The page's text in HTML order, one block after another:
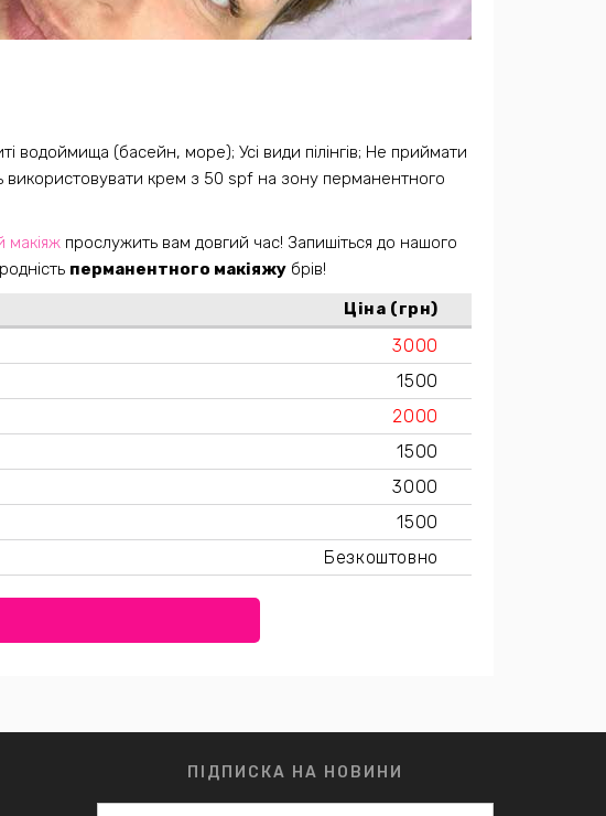
водоймища (басейн, море); Усі види пілінгів; Не приймати
використовувати крем з 50 spf на зону перманентного
макіяж прослужить вам довгий час! Запишіться до нашого
перманентного макіяжу брів!
Ціна (грн)
3000
1500
2000
1500
3000
1500
Безкоштовно
ПІДПИСКА НА НОВИНИ